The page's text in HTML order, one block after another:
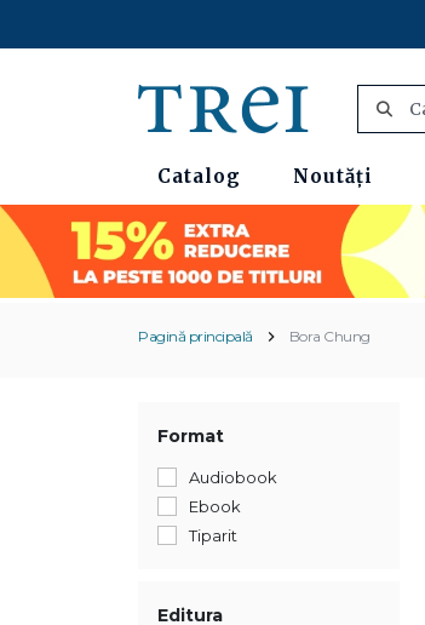
Catalog Noutăți
Pagină principală Bora Chung
Format
Audiobook
Ebook
Tiparit
Editura